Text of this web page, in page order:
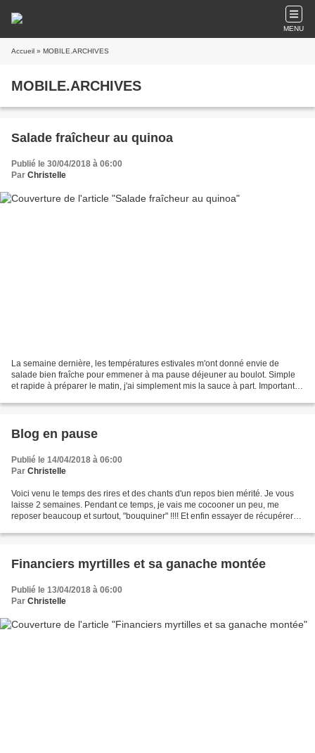
MENU
Accueil » MOBILE.ARCHIVES
MOBILE.ARCHIVES
Salade fraîcheur au quinoa
Publié le 30/04/2018 à 06:00
Par Christelle
La semaine dernière, les températures estivales m'ont donné envie de
salade bien fraîche pour emmener à ma pause déjeuner au boulot. Simple
et rapide à préparer le matin, j'ai simplement mis la sauce à part. Important :
Blog en pause
Publié le 14/04/2018 à 06:00
Par Christelle
Voici venu le temps des rires et des chants d'un repos bien mérité. Je vous
laisse 2 semaines. Pendant ce temps, je vais me cocooner un peu, me
reposer beaucoup et surtout, "bouquiner" !!!! Et enfin essayer de récupérer
Financiers myrtilles et sa ganache montée
Publié le 13/04/2018 à 06:00
Par Christelle